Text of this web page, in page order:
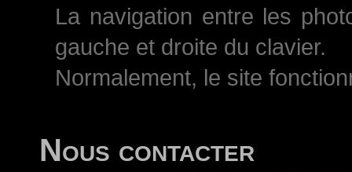
La navigation entre les
gauche et droite du clavier.
Normalement, le site
Nous contacter